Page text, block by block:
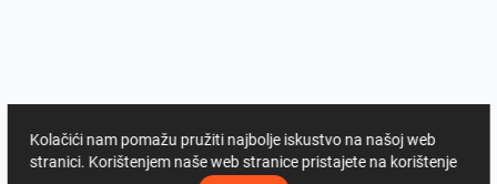
Kolačići nam pomažu pružiti najbolje iskustvo na našoj web
stranici. Korištenjem naše web stranice pristajete na korištenje